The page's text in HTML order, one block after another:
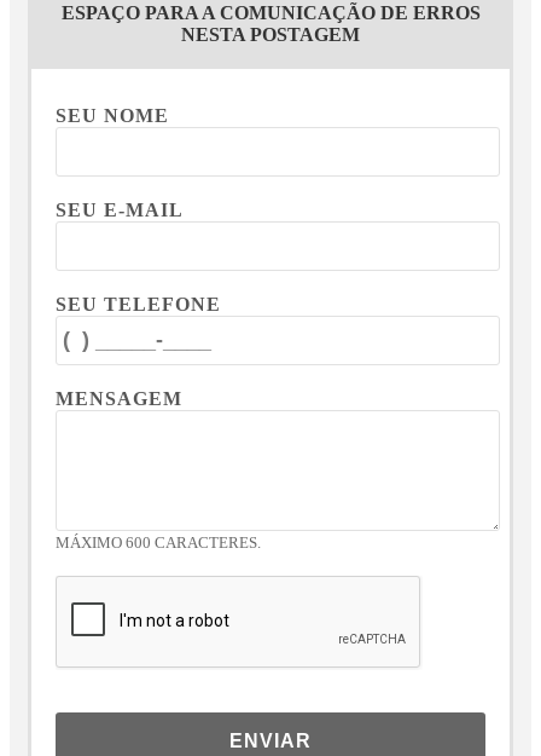
ESPAÇO PARA A COMUNICAÇÃO DE ERROS
NESTA POSTAGEM
SEU NOME
SEU E-MAIL
SEU TELEFONE
MENSAGEM
MÁXIMO 600 CARACTERES.
ENVIAR